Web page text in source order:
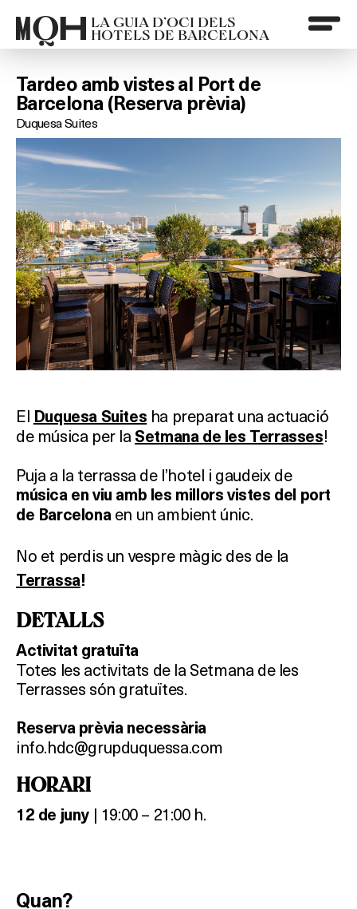
LA GUIA D’OCI DELS
HOTELS DE BARCELONA
Tardeo amb vistes al Port de
Barcelona (Reserva prèvia)
Duquesa Suites
El Duquesa Suites ha preparat una actuació
de música per la Setmana de les Terrasses!
Puja a la terrassa de l’hotel i gaudeix de
música en viu amb les millors vistes del port
de Barcelonaen un ambient únic.
No et perdis un vespre màgic des de la
Terrassa!
DETALLS
Activitat gratuïta
Totes les activitats de la Setmana de les
Terrasses són gratuïtes.
Reserva prèvia necessària
info.hdc@grupduquessa.com
HORARI
12 de juny | 19:00 – 21:00 h.
Quan?